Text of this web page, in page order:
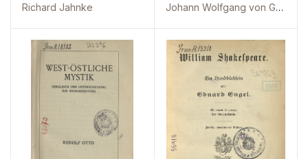
Richard Jahnke Johann Wolfgang von Goethe